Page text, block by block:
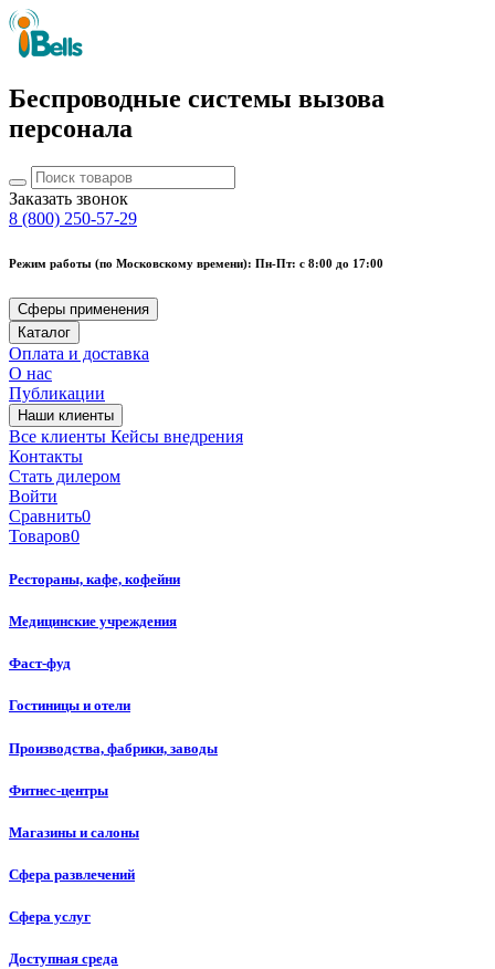
Беспроводные системы вызова
персонала
Заказать звонок
8 (800) 250-57-29
Режим работы (по Московскому времени): Пн-Пт: с 8:00 до 17:00
Сферы применения
Каталог
Оплата и доставка
О нас
Публикации
Наши клиенты
Все клиенты Кейсы внедрения
Контакты
Стать дилером
Войти
Сравнить0
Товаров0
Рестораны, кафе, кофейни
Медицинские учреждения
Фаст-фуд
Гостиницы и отели
Производства, фабрики, заводы
Фитнес-центры
Магазины и салоны
Сфера развлечений
Сфера услуг
Доступная среда